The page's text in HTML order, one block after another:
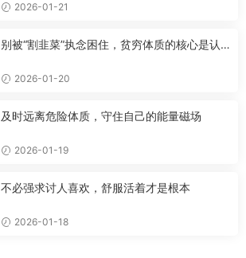
2026-01-21
别被“割韭菜”执念困住，贫穷体质的核心是认
2026-01-20
及时远离危险体质，守住自己的能量磁场
2026-01-19
不必强求讨人喜欢，舒服活着才是根本
2026-01-18